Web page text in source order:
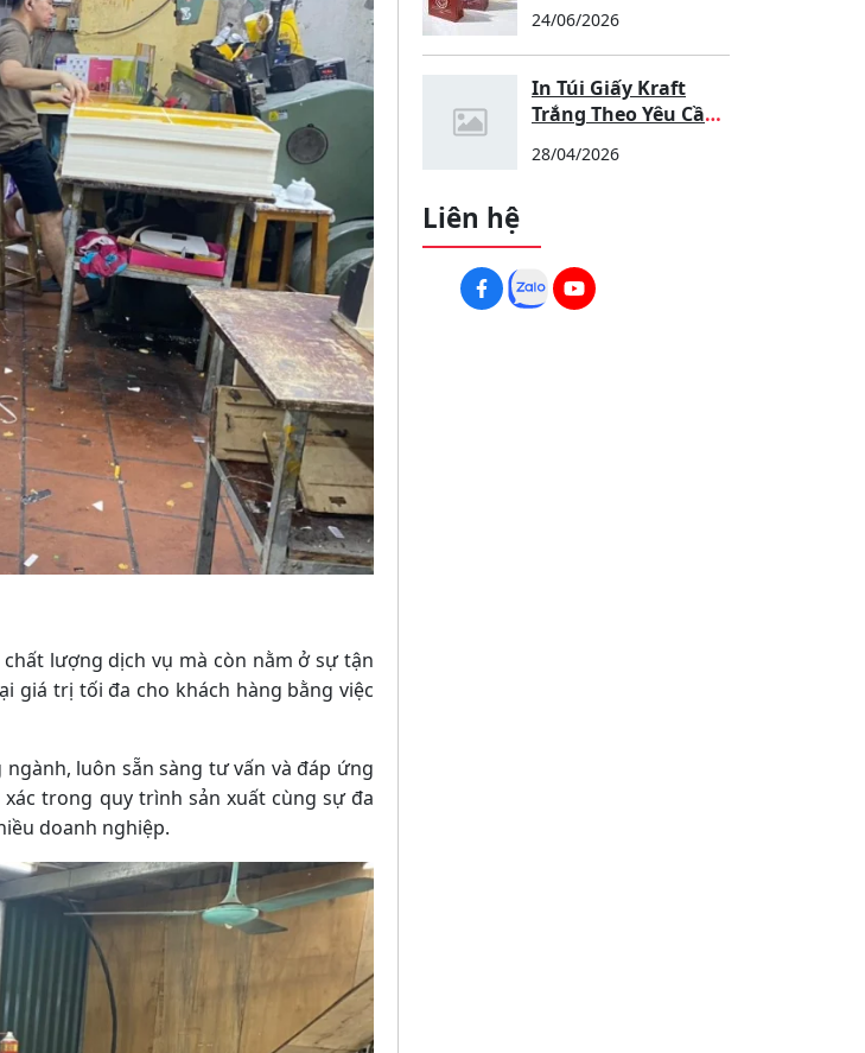
lượng dịch vụ mà còn nằm ở sự tận
giá trị tối đa cho khách hàng bằng việc
luôn sẵn sàng tư vấn và đáp ứng
trong quy trình sản xuất cùng sự đa
doanh nghiệp.
24/06/2026
In Túi Giấy Kraft
Trắng Theo Yêu Cầu
Xưởng, Giá Tốt Cho
28/04/2026
Liên hệ